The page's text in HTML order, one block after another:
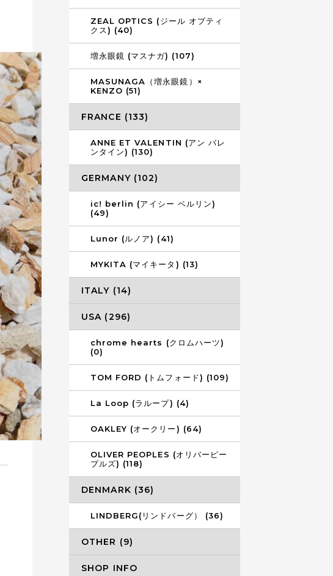
ZEAL OPTICS (ジール オプティ
クス) (40)
増永眼鏡 (マスナガ) (107)
MASUNAGA（増永眼鏡）×
KENZO (51)
FRANCE (133)
ANNE ET VALENTIN (アン バレ
ンタイン) (130)
GERMANY (102)
ic! berlin (アイシー ベルリン)
(49)
Lunor (ルノア) (41)
MYKITA (マイキータ) (13)
ITALY (14)
USA (296)
chrome hearts (クロムハーツ)
(0)
TOM FORD (トムフォード) (109)
La Loop (ラループ) (4)
OAKLEY (オークリー) (64)
OLIVER PEOPLES (オリバーピー
プルズ) (118)
DENMARK (36)
LINDBERG(リンドバーグ） (36)
OTHER (9)
SHOP INFO